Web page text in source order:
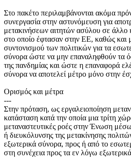
Στο πακέτο περιλαμβάνονται ακόμα
συνεργασία στην αστυνόμευση για
μετακινήσεων αιτητών ασύλου σε άλλο
στο οποίο έφτασαν στην ΕΕ, καθώς και
συντονισμού των πολιτικών για τα
σύνορα ώστε να μην επαναληφθούν τα
της πανδημίας και ώστε η επαναφορά
σύνορα να αποτελεί μέτρο μόνο στην
Ορισμός και μέτρα
---
Στην πρόταση, ως εργαλειοποίηση
κατάσταση κατά την οποία μια τρίτη
μεταναστευτικές ροές στην Ένωση
ή διευκόλυνσης της μετακίνησης
εξωτερικά σύνορα, προς ή από το
στη συνέχεια προς τα εν λόγω